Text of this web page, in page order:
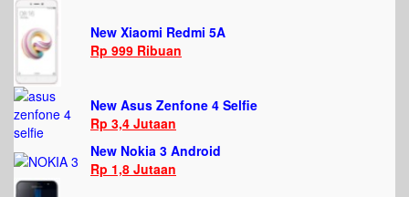
New Xiaomi Redmi 5A
Rp 999 Ribuan
New Asus Zenfone 4 Selfie
Rp 3,4 Jutaan
New Nokia 3 Android
Rp 1,8 Jutaan